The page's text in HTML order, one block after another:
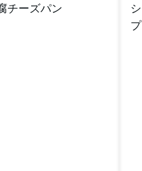
チーズパン
プ